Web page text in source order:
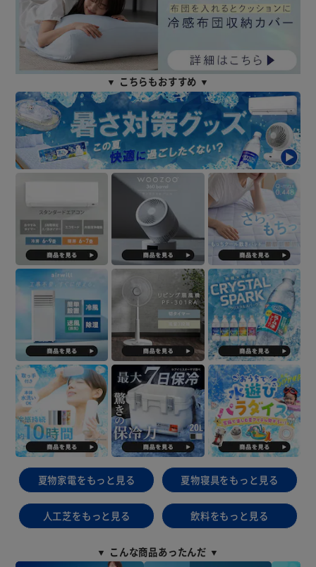
▼ こちらもおすすめ ▼
夏物家電をもっと見る 夏物寝具をもっと見る
人工芝をもっと見る 飲料をもっと見る
▼ こんな商品あったんだ ▼